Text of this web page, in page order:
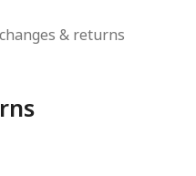
& returns